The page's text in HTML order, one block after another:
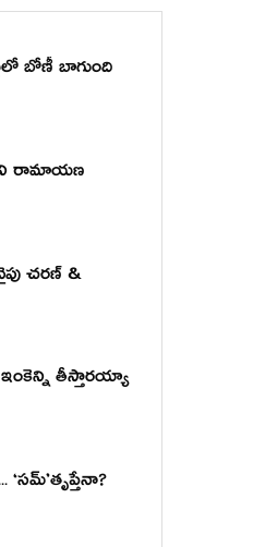
బోణీ బాగుంది
రామాయణ
చరణ్ &
తీస్తారయ్యా
‘సమ్’తృప్తేనా?